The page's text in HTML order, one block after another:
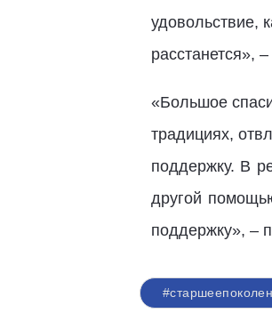
удовольствие,
расстанется»,
«Большое
традициях,
поддержку. В
другой
поддержку», –